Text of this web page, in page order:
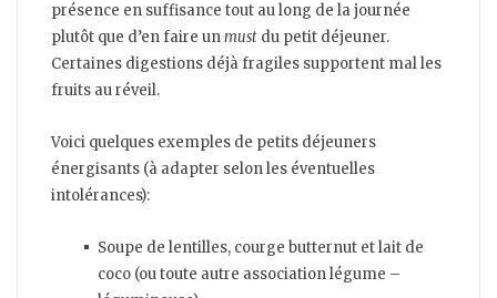
présence en suffisance tout au long de la journée
plutôt que d’en faire unmust du petit déjeuner.
Certaines digestions déjà fragiles supportent mal les
fruits au réveil.
Voici quelques exemples de petits déjeuners
énergisants (à adapter selon les éventuelles
intolérances):
Soupe de lentilles, courge butternut et lait de
coco (ou toute autre association légume –